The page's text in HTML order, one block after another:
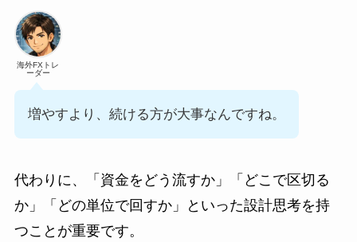
海外FXトレ
ーダー
増やすより、続ける方が大事なんですね。
代わりに、「資金をどう流すか」「どこで区切る
か」「どの単位で回すか」といった設計思考を持
つことが重要です。